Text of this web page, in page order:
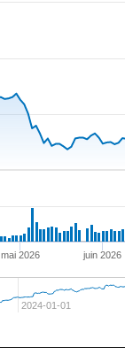
mai 2026 juin 2026
2024-01-01